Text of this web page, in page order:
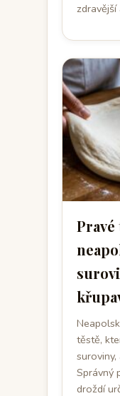
zdravější
Pravé
těstě,
Správný
droždí